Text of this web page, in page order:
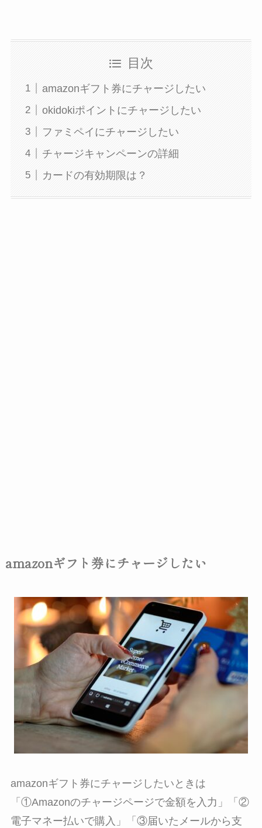
目次
amazonギフト券にチャージしたい
okidokiポイントにチャージしたい
ファミペイにチャージしたい
チャージキャンペーンの詳細
カードの有効期限は？
amazonギフト券にチャージしたい
amazonギフト券にチャージしたいときは
「 ①Amazonのチャージページで金額を入力 」「 ②
電子マネー払いで購入 」「 ③届いたメールから支